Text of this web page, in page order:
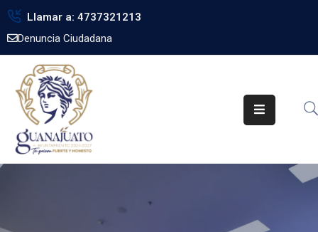
Llamar a: 4737321213
Denuncia Ciudadana
Inicio
Gobierno
Trámites
Noticias